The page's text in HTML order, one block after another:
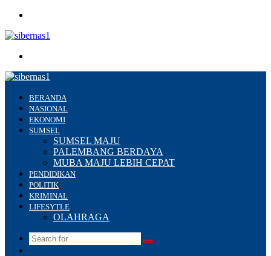
BERANDA
NASIONAL
EKONOMI
SUMSEL
SUMSEL MAJU
PALEMBANG BERDAYA
MUBA MAJU LEBIH CEPAT
PENDIDIKAN
POLITIK
KRIMINAL
LIFESYTLE
OLAHRAGA
Search